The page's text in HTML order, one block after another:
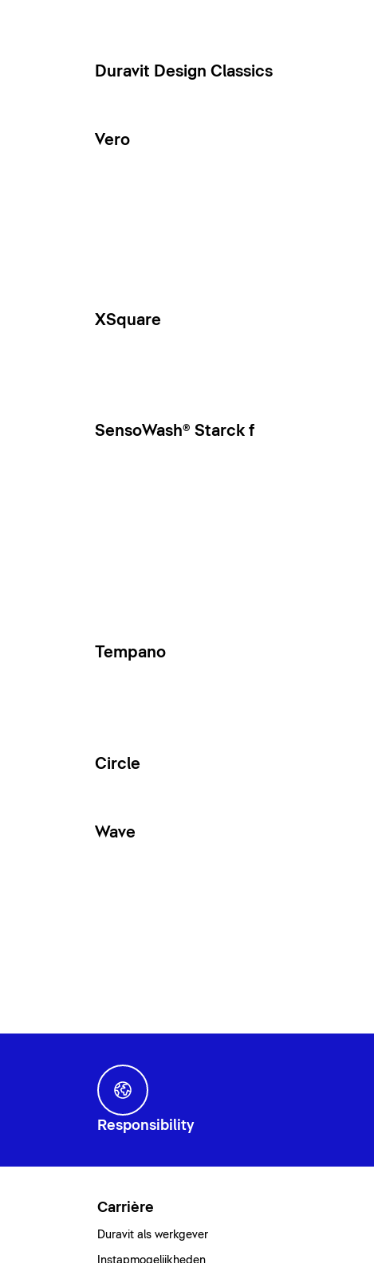
Duravit Design Classics
Vero
XSquare
SensoWash® Starck f
Tempano
Circle
Wave
Responsibility
Carrière
Duravit als werkgever
Instapmogelijkheden